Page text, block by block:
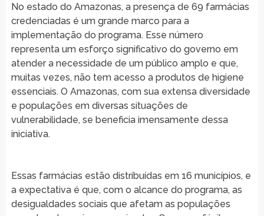
No estado do Amazonas, a presença de 69 farmácias
credenciadas é um grande marco para a
implementação do programa. Esse número
representa um esforço significativo do governo em
atender a necessidade de um público amplo e que,
muitas vezes, não tem acesso a produtos de higiene
essenciais. O Amazonas, com sua extensa diversidade
e populações em diversas situações de
vulnerabilidade, se beneficia imensamente dessa
iniciativa.
Essas farmácias estão distribuídas em 16 municípios, e
a expectativa é que, com o alcance do programa, as
desigualdades sociais que afetam as populações